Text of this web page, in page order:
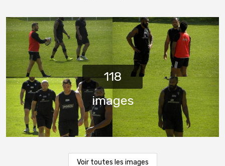
Voir toutes les images